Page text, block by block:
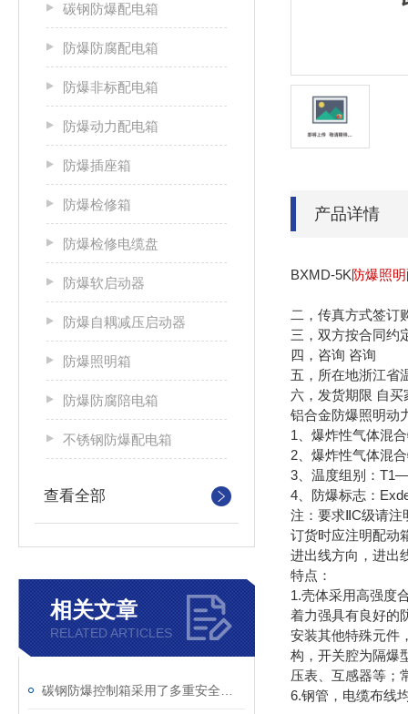
碳钢防爆配电箱
防爆防腐配电箱
防爆非标配电箱
防爆动力配电箱
防爆插座箱
防爆检修箱
防爆检修电缆盘
防爆软启动器
防爆自耦减压启动器
防爆照明箱
防爆防腐陪电箱
不锈钢防爆配电箱
查看全部
相关文章
RELATED ARTICLES
产品详情
BXMD-5K防爆照
二，传真方式签订
三，双方按合同约
四，咨询 咨询
五，所在地浙江省
六，发货期限 自
铝合金防爆照明动
1、爆炸性气体混
2、爆炸性气体混
3、温度组别：
4、防爆标志：
注：要求ⅡC级请注
订货时应注明配动
进出线方向，进出
特点：
1.壳体采用高强度
着力强具有良好的
安装其他特殊元件
构，开关腔为隔爆
压表、互感器等；
6.钢管，电缆布线